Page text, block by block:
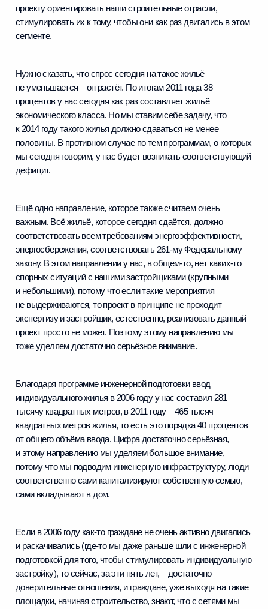
проекту ориентировать наши строительные отрасли,
стимулировать их к тому, чтобы они как раз двигались в этом
сегменте.
Нужно сказать, что спрос сегодня на такое жильё
не уменьшается – он растёт. По итогам 2011 года 38
процентов у нас сегодня как раз составляет жильё
экономического класса. Но мы ставим себе задачу, что
к 2014 году такого жилья должно сдаваться не менее
половины. В противном случае по тем программам, о которых
мы сегодня говорим, у нас будет возникать соответствующий
дефицит.
Ещё одно направление, которое также считаем очень
важным. Всё жильё, которое сегодня сдаётся, должно
соответствовать всем требованиям энергоэффективности,
энергосбережения, соответствовать 261-му Федеральному
закону. В этом направлении у нас, в общем‑то, нет каких‑то
спорных ситуаций с нашими застройщиками (крупными
и небольшими), потому что если такие мероприятия
не выдерживаются, то проект в принципе не проходит
экспертизу и застройщик, естественно, реализовать данный
проект просто не может. Поэтому этому направлению мы
тоже уделяем достаточно серьёзное внимание.
Благодаря программе инженерной подготовки ввод
индивидуального жилья в 2006 году у нас составил 281
тысячу квадратных метров, в 2011 году – 465 тысяч
квадратных метров жилья, то есть это порядка 40 процентов
от общего объёма ввода. Цифра достаточно серьёзная,
и этому направлению мы уделяем большое внимание,
потому что мы подводим инженерную инфраструктуру, люди
соответственно сами капитализируют собственную семью,
сами вкладывают в дом.
Если в 2006 году как‑то граждане не очень активно двигались
и раскачивались (где‑то мы даже раньше шли с инженерной
подготовкой для того, чтобы стимулировать индивидуальную
застройку), то сейчас, за эти пять лет, – достаточно
доверительные отношения, и граждане, уже выходя на такие
площадки, начиная строительство, знают, что с сетями мы